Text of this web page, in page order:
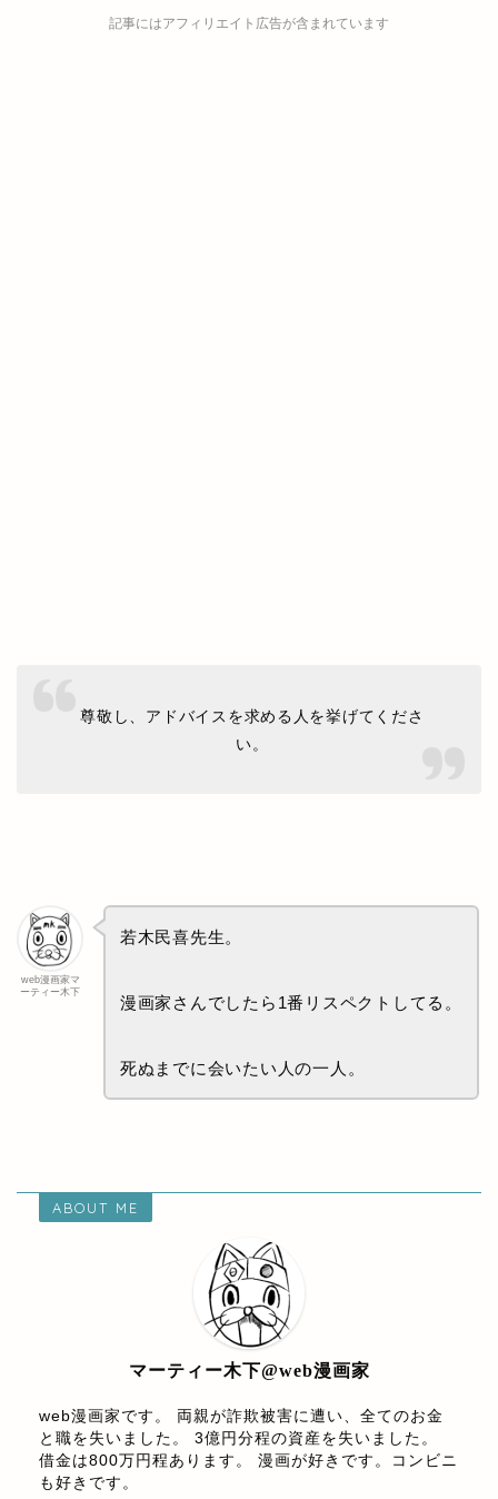
記事にはアフィリエイト広告が含まれています
尊敬し、アドバイスを求める人を挙げてくださ
い。
web漫画家マ
ーティー木下
若木民喜先生。
漫画家さんでしたら1番リスペクトしてる。
死ぬまでに会いたい人の一人。
ABOUT ME
マーティー木下@web漫画家
web漫画家です。 両親が詐欺被害に遭い、全てのお金
と職を失いました。 3億円分程の資産を失いました。
借金は800万円程あります。 漫画が好きです。コンビニ
も好きです。